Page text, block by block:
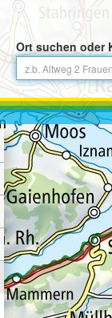
Ort suchen oder